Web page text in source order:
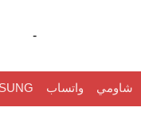
-
شاومي واتساب